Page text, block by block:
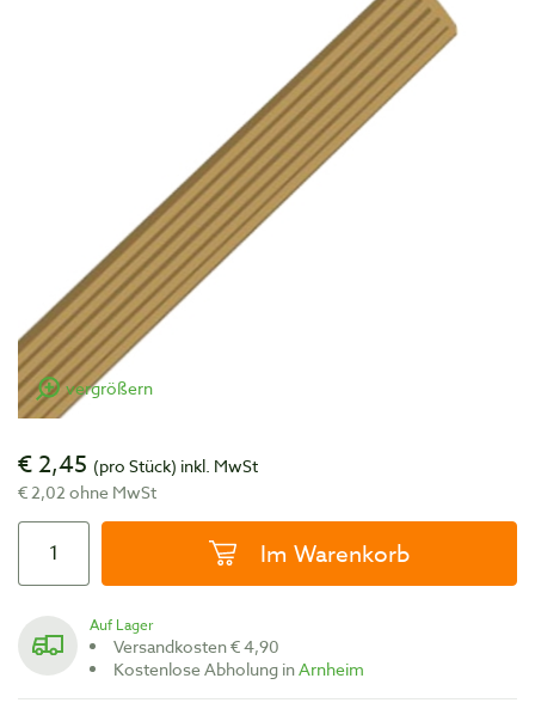
vergrößern
€ 2,45 (pro Stück) inkl. MwSt
€ 2,02 ohne MwSt
Im Warenkorb
Auf Lager
Versandkosten € 4,90
Kostenlose Abholung inArnheim